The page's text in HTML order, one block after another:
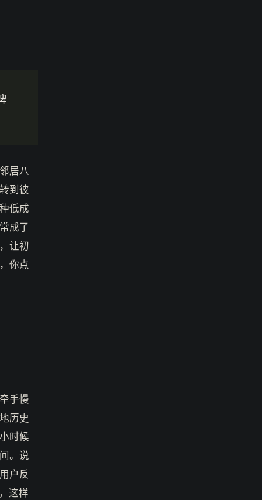
居八
到彼
低成
成了
让初
你点
手慢
历史
时候
。说
户反
这样